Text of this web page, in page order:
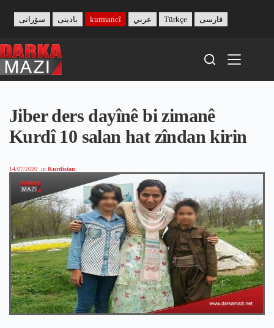
content
بادینی سۆرانی kurmancî عربي Türkçe فارسی
Jiber ders dayînê bi zimanê
Kurdî 10 salan hat zîndan kirin
14/07/2020 in Kurdistan